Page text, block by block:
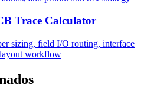
Trace Calculator
sizing, field I/O routing, interface
workflow